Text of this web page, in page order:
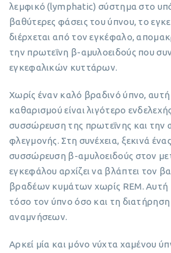
λεμφικό (lymphatic) σύστημα στο
βαθύτερες φάσεις του ύπνου, το
διέρχεται από τον εγκέφαλο,
την πρωτεΐνη β-αμυλοειδούς που
εγκεφαλικών κυττάρων.
Χωρίς έναν καλό βραδινό ύπνο, αυτή
καθαρισμού είναι λιγότερο
συσσώρευση της πρωτεΐνης και την
φλεγμονής. Στη συνέχεια, ξεκινά
συσσώρευση β-αμυλοειδούς στον
εγκεφάλου αρχίζει να βλάπτει τον
βραδέων κυμάτων χωρίς REM. Αυτή
τόσο τον ύπνο όσο και τη
αναμνήσεων.
Αρκεί μία και μόνο νύχτα χαμένου